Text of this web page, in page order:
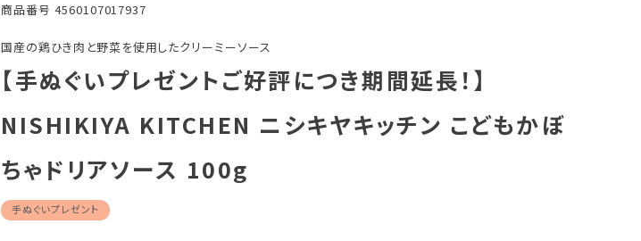
商品番号 4560107017937
国産の鶏ひき肉と野菜を使用したクリーミーソース
【手ぬぐいプレゼントご好評につき期間延長！】
NISHIKIYA KITCHEN ニシキヤキッチン こどもかぼ
ちゃドリアソース 100g
手ぬぐいプレゼント